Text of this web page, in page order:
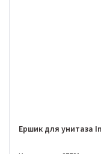
Ершик для унитаза